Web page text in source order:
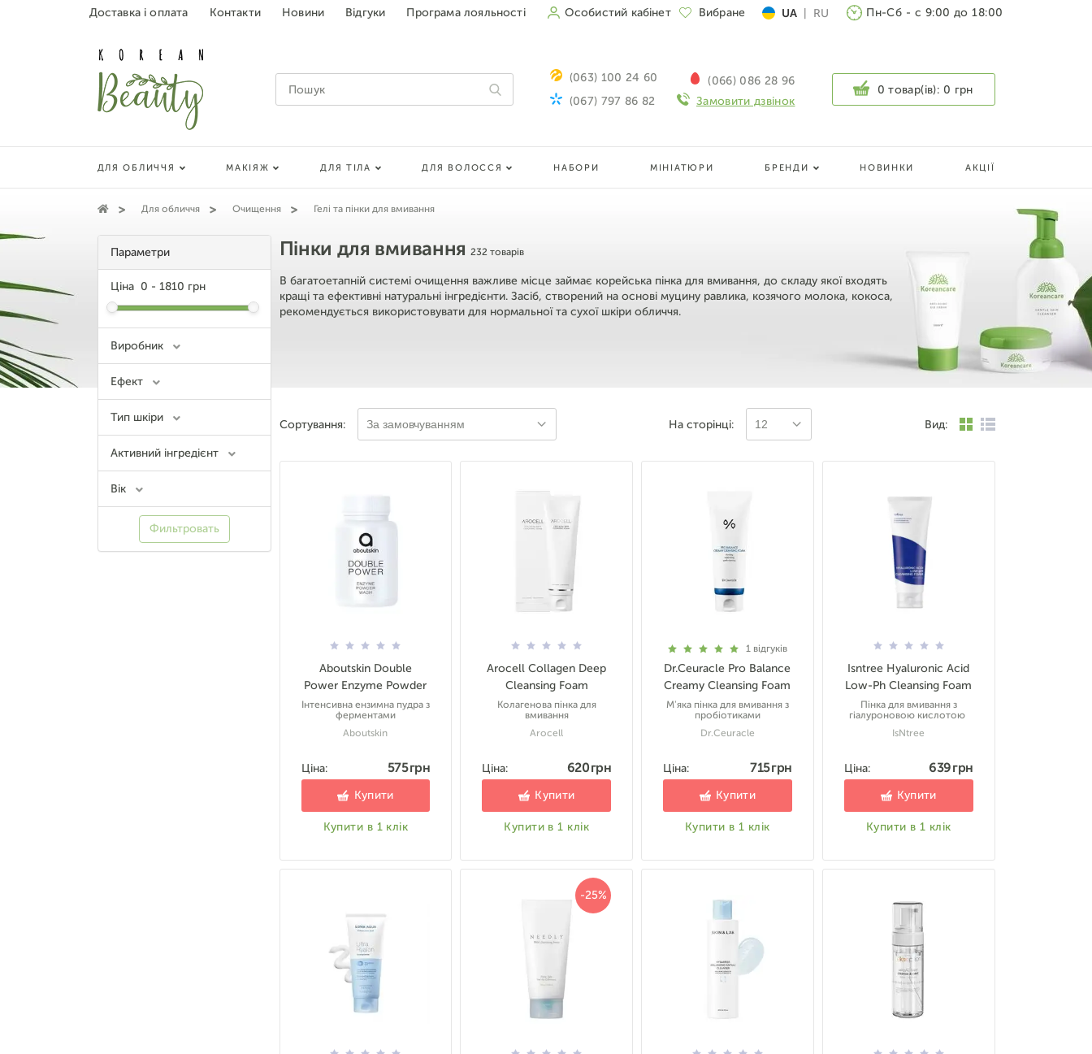
Доставка і оплата Контакти Новини Відгуки Програма лояльності Особистий кабінет Вибране UA RU Пн-Сб - с 9:00 до 18:00
(063) 100 24 60
(066) 086 28 96
(067) 797 86 82
Замовити дзвінок
0 товар(ів): 0 грн
ДЛЯ ОБЛИЧЧЯ МАКІЯЖ ДЛЯ ТІЛА ДЛЯ ВОЛОССЯ НАБОРИ МІНІАТЮРИ БРЕНДИ НОВИНКИ АКЦІЇ
Для обличчя Очищення Гелі та пінки для вмивання
Пінки для вмивання 232 товарів
В багатоетапній системі очищення важливе місце займає корейська пінка для вмивання, до складу якої входять
кращі та ефективні натуральні інгредієнти. Засіб, створений на основі муцину равлика, козячого молока, кокоса,
рекомендується використовувати для нормальної та сухої шкіри обличчя.
Параметри
Ціна 0 - 1810 грн
Виробник
Ефект
Тип шкіри
Активний інгредієнт
Вік
Фильтровать
Сортування: За замовчуванням На сторінці: 12 Вид:
Aboutskin Double
Power Enzyme Powder
Інтенсивна ензимна пудра з
ферментами
Aboutskin
Ціна: 575 грн
Купити
Купити в 1 клік
Arocell Collagen Deep
Cleansing Foam
Колагенова пінка для
вмивання
Arocell
Ціна: 620 грн
Купити
Купити в 1 клік
1 відгуків
Dr.Ceuracle Pro Balance
Creamy Cleansing Foam
М'яка пінка для вмивання з
пробіотиками
Dr.Ceuracle
Ціна: 715 грн
Купити
Купити в 1 клік
Isntree Hyaluronic Acid
Low-Ph Cleansing Foam
Пінка для вмивання з
гіалуроновою кислотою
IsNtree
Ціна: 639 грн
Купити
Купити в 1 клік
-25%